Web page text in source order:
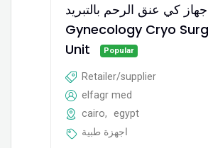
جهاز كي عنق الرحم بالتبريد
Gynecology Cryo
Unit
Popular
Retailer/supplier
elfagr med
cairo,
egypt
اجهزة طبية